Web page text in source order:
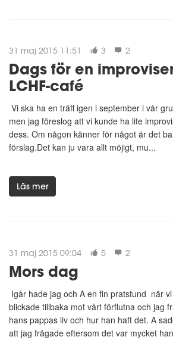
31 maj 2015 11:51 3 2
Dags för en
LCHF-café
Vi ska ha en träff igen i september i vår
men jag föreslog att vi kunde ha lite
dess. Om någon känner för något är det
förslag.Det kan ju vara allt möjigt, mu...
Läs mer
31 maj 2015 09:04 5 2
Mors dag
Igår hade jag och A en fin pratstund när
blickade tillbaka mot vårt förflutna och jag
hans pappas liv och hur han haft det. A
att jag frågade eftersom det var mycket